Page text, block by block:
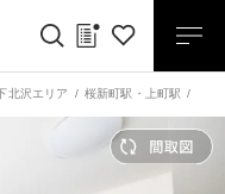
北沢エリア 桜新町駅 ・ 上町駅